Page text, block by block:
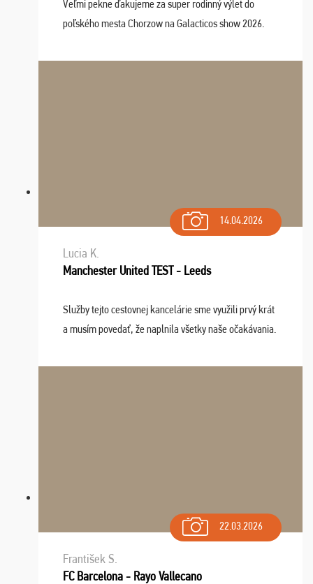
Veľmi pekne ďakujeme za super rodinný výlet do
poľského mesta Chorzow na Galacticos show 2026.
Navštívili sme aj zábavný park Legendia, previe ...
14.04.2026
Lucia K.
Manchester United TEST - Leeds
Služby tejto cestovnej kancelárie sme využili prvý krát
a musím povedať, že naplnila všetky naše očakávania.
dispozícii nonstop (milí, profesionálni ...
22.03.2026
František S.
FC Barcelona - Rayo Vallecano